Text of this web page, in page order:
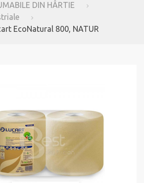
DIN HÂRTIE
EcoNatural 800, NATUR